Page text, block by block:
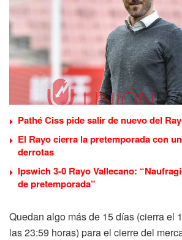
Pathé Ciss pide salir de nuevo del
El Rayo cierra la pretemporada con
derrotas
Ipswich 3-0 Rayo Vallecano:
de pretemporada”
Quedan algo más de 15 días (cierra el
las 23:59 horas) para el cierre del